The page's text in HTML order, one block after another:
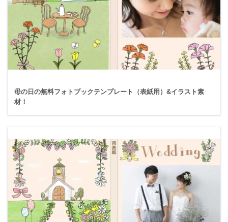
母の日の無料フォトブックテンプレート（表紙用）&イラスト素
材！